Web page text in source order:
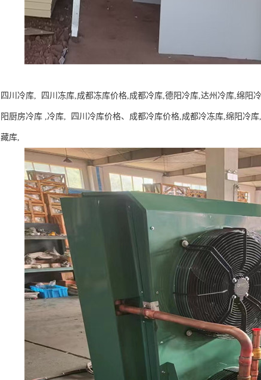
四川冷库, 四川冻库,成都冻库价格,成都冷库,德阳冷库,达州冷库,绵阳
阳厨房冷库 ,冷库, 四川冷库价格、成都冷库价格,成都冷冻库,绵阳冷
藏库,